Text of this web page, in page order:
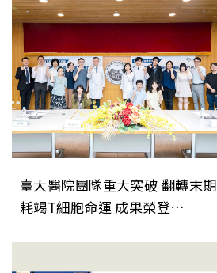
臺大醫院團隊重大突破 翻轉末期
耗竭T細胞命運 成果榮登